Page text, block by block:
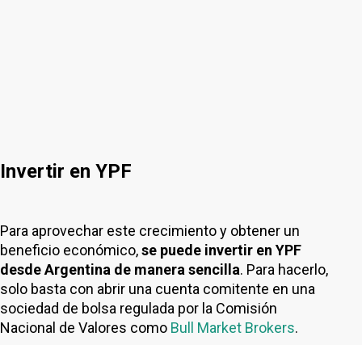
Invertir en YPF
Para aprovechar este crecimiento y obtener un
beneficio económico,se puede invertir en YPF
desde Argentina de manera sencilla. Para hacerlo,
solo basta con abrir una cuenta comitente en una
sociedad de bolsa regulada por la Comisión
Nacional de Valores como Bull Market Brokers.